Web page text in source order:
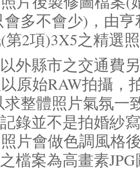
會多不會少)，由
第2項)3X5之精選
外縣市之交通費
原始RAW拍攝，
求整體照片氣氛一
錄並不是拍婚紗
片會做色調風格
檔案為高畫素